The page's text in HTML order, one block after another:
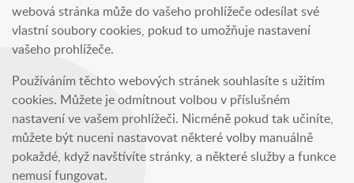
webová stránka může do vašeho prohlížeče odesílat své
vlastní soubory cookies, pokud to umožňuje nastavení
vašeho prohlížeče.
Používáním těchto webových stránek souhlasíte s užitím
cookies. Můžete je odmítnout volbou v příslušném
nastavení ve vašem prohlížeči. Nicméně pokud tak učiníte,
můžete být nuceni nastavovat některé volby manuálně
pokaždé, když navštívíte stránky, a některé služby a funkce
nemusí fungovat.